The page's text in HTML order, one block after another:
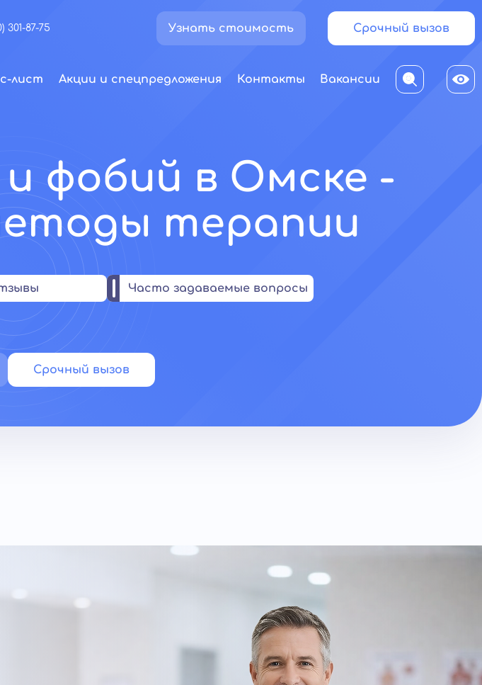
301-87-75 Узнать стоимость Срочный вызов
лист Акции и спецпредложения Контакты Вакансии
фобий в Омске -
терапии
Часто задаваемые вопросы
Срочный вызов